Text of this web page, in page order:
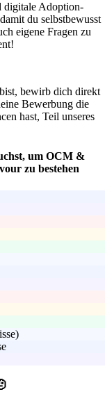
digitale Adoption-
du selbstbewusst
eigene Fragen zu
bewirb dich direkt
Bewerbung die
hast, Teil unseres
um OCM &
zu bestehen